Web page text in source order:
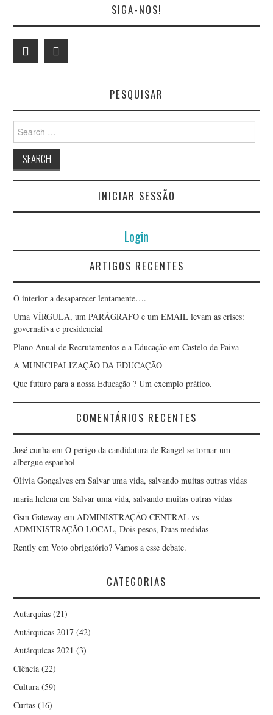
SIGA-NOS!
PESQUISAR
Search
for:
INICIAR SESSÃO
Login
ARTIGOS RECENTES
O interior a desaparecer lentamente….
Uma VÍRGULA, um PARÁGRAFO e um EMAIL levam as crises:
governativa e presidencial
Plano Anual de Recrutamentos e a Educação em Castelo de Paiva
A MUNICIPALIZAÇÃO DA EDUCAÇÃO
Que futuro para a nossa Educação ? Um exemplo prático.
COMENTÁRIOS RECENTES
José cunha emO perigo da candidatura de Rangel se tornar um
albergue espanhol
Olívia Gonçalves emSalvar uma vida, salvando muitas outras vidas
maria helena emSalvar uma vida, salvando muitas outras vidas
Gsm Gateway em ADMINISTRAÇÃO CENTRAL vs
ADMINISTRAÇÃO LOCAL, Dois pesos, Duas medidas
Rently emVoto obrigatório? Vamos a esse debate.
CATEGORIAS
Autarquias (21)
Autárquicas 2017 (42)
Autárquicas 2021 (3)
Ciência (22)
Cultura (59)
Curtas (16)